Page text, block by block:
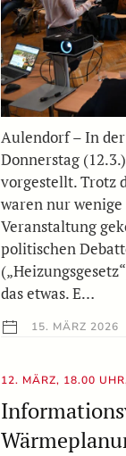
Aulendorf – In
Donnerstag
vorgestellt. Trotz
waren nur
Veranstaltung
politischen
das etwas. E…
15. MÄRZ 2026
12. MÄRZ, 18.00